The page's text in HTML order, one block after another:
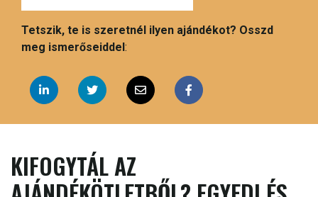
Tetszik, te is szeretnél ilyen ajándékot? Osszd
meg ismerőseiddel:
KIFOGYTÁL AZ